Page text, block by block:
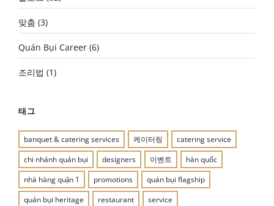
맞춤 (3)
Quán Bụi Career (6)
조리법 (1)
태그
banquet & catering services 케이터링
catering service
chi nhánh quán bụi
designers 이벤트
hàn quốc
nhà hàng quận 1
promotions
quán bụi flagship
quán bụi heritage
restaurant
service